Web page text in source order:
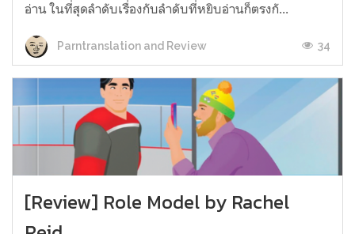
อ่าน ในที่สุดลำดับเรื่องกับลำดับที่หยิบอ่านก็ตรงกั...
Parntranslation and Review 34
[Review] Role Model by Rachel